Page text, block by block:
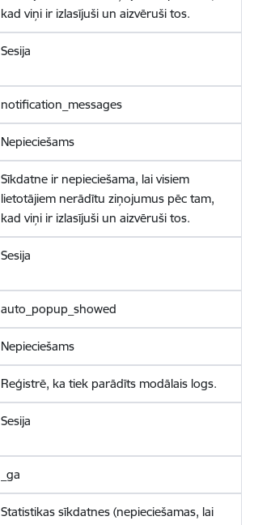
kad viņi ir izlasījuši un aizvēruši tos.
Sesija
notification_messages
Nepieciešams
Sīkdatne ir nepieciešama, lai visiem
lietotājiem nerādītu ziņojumus pēc tam,
kad viņi ir izlasījuši un aizvēruši tos.
Sesija
auto_popup_showed
Nepieciešams
Reģistrē, ka tiek parādīts modālais logs.
Sesija
_ga
Statistikas sīkdatnes (nepieciešamas, lai